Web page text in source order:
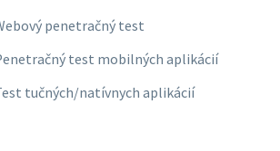
penetračný test
test mobilných aplikácií
tučných/natívnych aplikácií